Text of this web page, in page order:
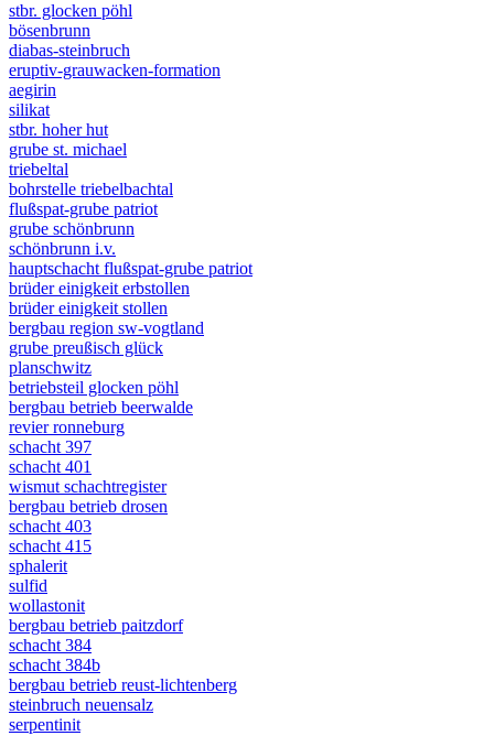
stbr. glocken pöhl
bösenbrunn
diabas-steinbruch
eruptiv-grauwacken-formation
aegirin
silikat
stbr. hoher hut
grube st. michael
triebeltal
bohrstelle triebelbachtal
flußspat-grube patriot
grube schönbrunn
schönbrunn i.v.
hauptschacht flußspat-grube patriot
brüder einigkeit erbstollen
brüder einigkeit stollen
bergbau region sw-vogtland
grube preußisch glück
planschwitz
betriebsteil glocken pöhl
bergbau betrieb beerwalde
revier ronneburg
schacht 397
schacht 401
wismut schachtregister
bergbau betrieb drosen
schacht 403
schacht 415
sphalerit
sulfid
wollastonit
bergbau betrieb paitzdorf
schacht 384
schacht 384b
bergbau betrieb reust-lichtenberg
steinbruch neuensalz
serpentinit